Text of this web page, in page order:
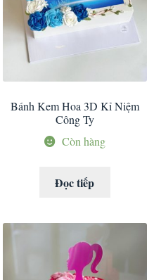
Bánh Kem Hoa 3D Kỉ Niệm
Công Ty
Còn hàng
Đọc tiếp